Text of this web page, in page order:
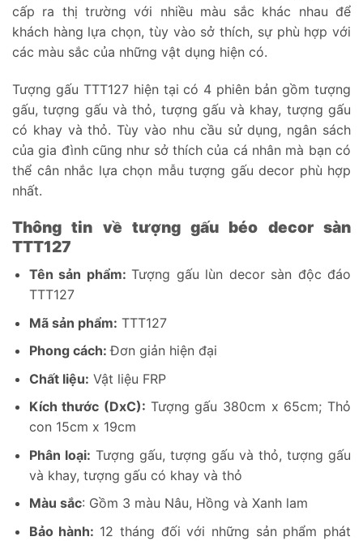
cấp ra thị trường với nhiều màu sắc khác nhau để
khách hàng lựa chọn, tùy vào sở thích, sự phù hợp với
các màu sắc của những vật dụng hiện có.
Tượng gấu TTT127 hiện tại có 4 phiên bản gồm tượng
gấu, tượng gấu và thỏ, tượng gấu và khay, tượng gấu
có khay và thỏ. Tùy vào nhu cầu sử dụng, ngân sách
của gia đình cũng như sở thích của cá nhân mà bạn có
thể cân nhắc lựa chọn mẫu tượng gấu decor phù hợp
nhất.
Thông tin về tượng gấu béo decor sàn
TTT127
Tên sản phẩm:Tượng gấu lùn decor sàn độc đáo
TTT127
Mã sản phẩm: TTT127
Phong cách:Đơn giản hiện đại
Chất liệu: Vật liệu FRP
Kích thước (DxC): Tượng gấu 380cm x 65cm; Thỏ
con 15cm x 19cm
Phân loại: Tượng gấu, tượng gấu và thỏ, tượng gấu
và khay, tượng gấu có khay và thỏ
Màu sắc: Gồm 3 màu Nâu, Hồng và Xanh lam
Bảo hành: 12 tháng đối với những sản phẩm phát